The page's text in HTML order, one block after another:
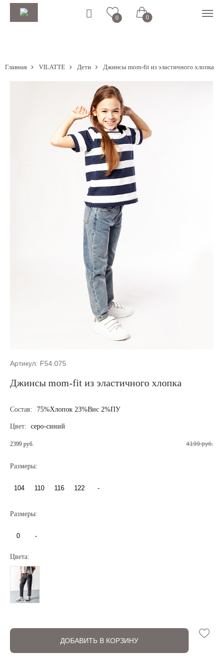
Запомнить меня на этом компьютере
0 0
Главная VILATTE Дети Джинсы mom-fit из эластичного хлопка
Артикул: F54.075
Джинсы mom-fit из эластичного хлопка
Состав: 75%Хлопок 23%Вис 2%ПУ
Цвет: серо-синий
2399 руб. 4199 руб.
Размеры:
104 110 116 122 -
Размеры:
0 -
Цвета:
ДОБАВИТЬ В КОРЗИНУ